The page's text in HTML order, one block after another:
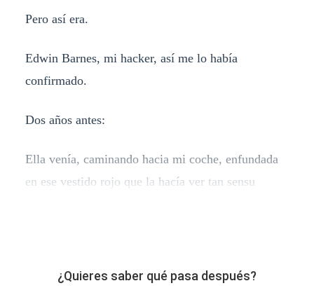
Pero así era.
Edwin Barnes, mi hacker, así me lo había
confirmado.
Dos años antes:
Ella venía, caminando hacia mi coche, enfundada
en ese vestido rojo que la hacía ver tan sensu
¿Quieres saber qué pasa después?